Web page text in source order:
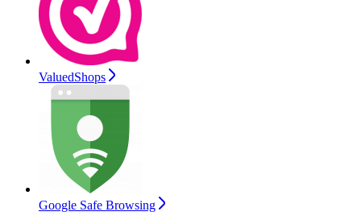
ValuedShops
Google Safe Browsing